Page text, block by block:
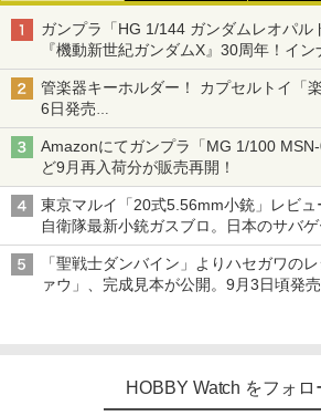
ガンプラ「HG 1/144 ガンダムレオパル
『機動新世紀ガンダムX』30周年！イン
変形機構まで再現し最新フォーマット
管楽器キーホルダー！ カプセルトイ「
6日発売
チューバ、テナサクなど5種各3色
Amazonにてガンプラ「MG 1/100
ど9月再入荷分が販売再開！
東京マルイ「20式5.56mm小銃」レビュ
自衛隊最新小銃ガスブロ。日本のサバ
「聖戦士ダンバイン」よりハセガワの
ァウ」、完成見本が公開。9月3日頃発
HOBBY Watch をフォロ